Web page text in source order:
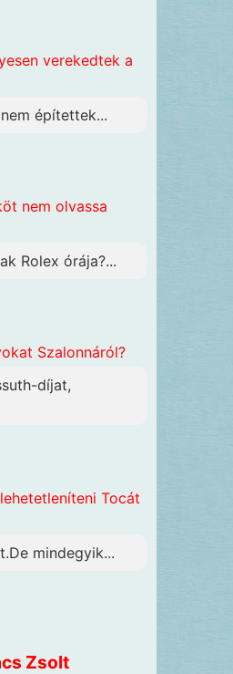
verekedtek a
építettek...
nem olvassa
Rolex órája?...
Szalonnáról?
díjat,
Tocát
mindegyik...